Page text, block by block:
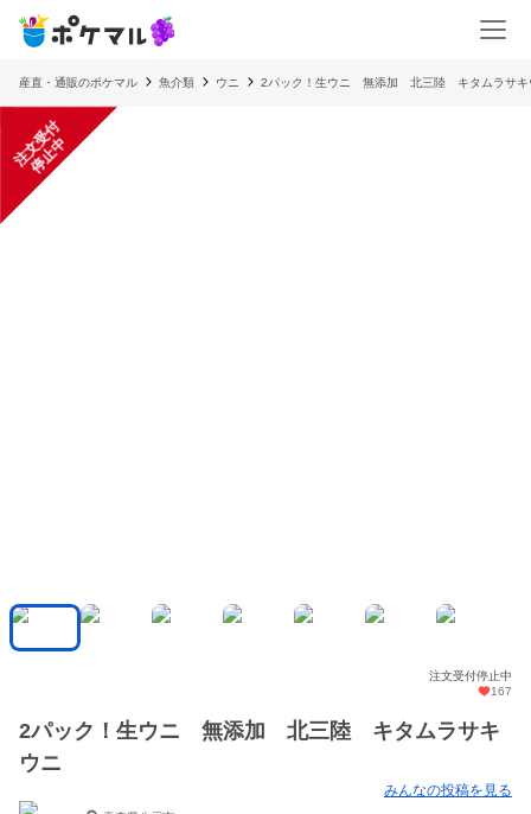
産直・通販のポケマル 魚介類 ウニ 2パック！生ウニ 無添加 北三陸 キタムラサキ
注
文
受
付
停
止
中
注文受付停止中
167
2パック！生ウニ 無添加 北三陸 キタムラサキ
ウニ
みんなの投稿を見る